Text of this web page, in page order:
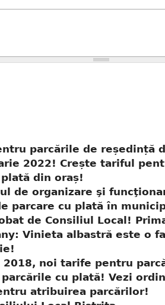
parcările de reședință
2022! Crește tariful
din oraș!
de organizare şi
parcare cu plată în
de Consiliul Local!
Vinieta albastră este o
2018, noi tarife pentru
cu plată! Vezi
atribuirea parcărilor!